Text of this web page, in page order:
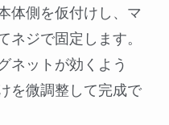
体側を仮付けし、マ
ネジで固定します。
ネットが効くよう
を微調整して完成で